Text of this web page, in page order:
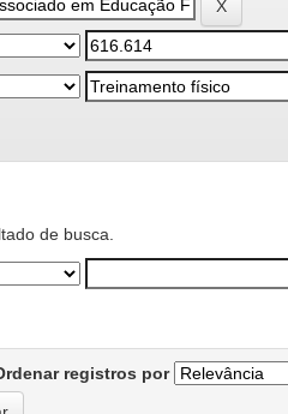
de busca.
registros por